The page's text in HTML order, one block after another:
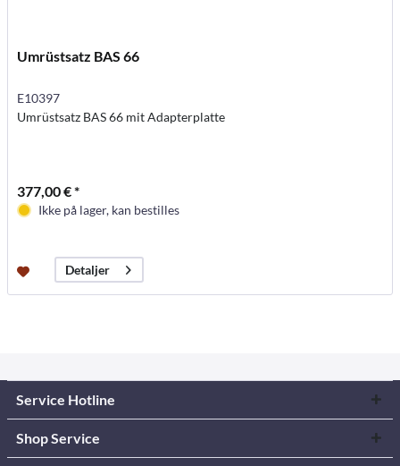
Umrüstsatz BAS 66
E10397
Umrüstsatz BAS 66 mit Adapterplatte
377,00 € *
Ikke på lager, kan bestilles
Detaljer
Service Hotline
Shop Service